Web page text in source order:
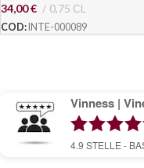
34,00€ 0,75 CL
COD: INTE-000089
Vinness |
4.9 STELLE -